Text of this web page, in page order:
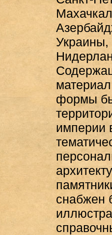
Украины,
формы
империи
снабжен